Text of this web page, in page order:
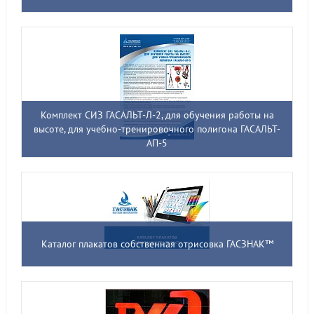
Комплект СИЗ ГАСАЛЬТ-Л-2, для обучения работы на
высоте, для учебно-тренировочного полигона ГАСАЛЬТ-
АП-5
Каталог плакатов собственная отрисовка ГАСЗНАК™